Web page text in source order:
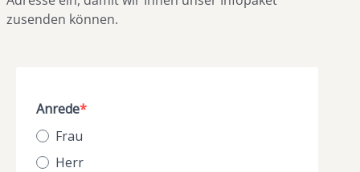
zusenden können.
Anrede
Frau
Herr